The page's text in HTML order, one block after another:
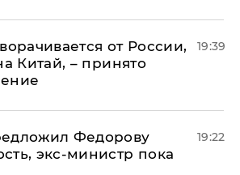
от России,
Китай, – принято
19:39
Федорову
экс-министр пока
19:22